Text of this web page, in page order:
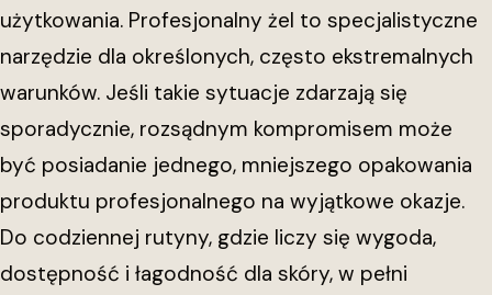
użytkowania. Profesjonalny żel to specjalistyczne
narzędzie dla określonych, często ekstremalnych
warunków. Jeśli takie sytuacje zdarzają się
sporadycznie, rozsądnym kompromisem może
być posiadanie jednego, mniejszego opakowania
produktu profesjonalnego na wyjątkowe okazje.
Do codziennej rutyny, gdzie liczy się wygoda,
dostępność i łagodność dla skóry, w pełni